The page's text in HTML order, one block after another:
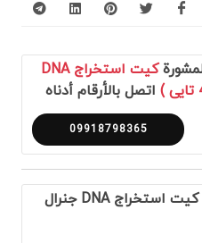
كيت استخراج DNA
اتصل بالأرقام أدناه
09918798365
قائمة الملفات ذات الصلة ب كيت استخراج DNA جنرال